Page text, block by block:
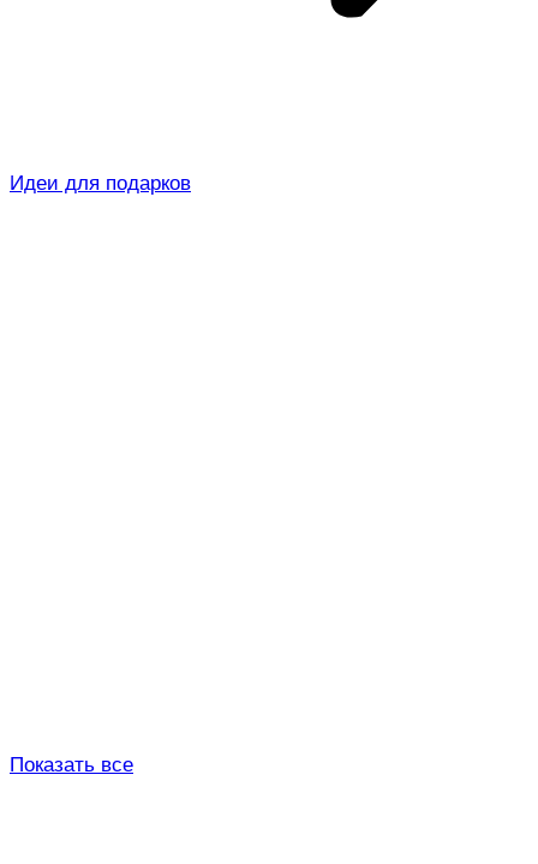
Идеи для подарков
Показать все